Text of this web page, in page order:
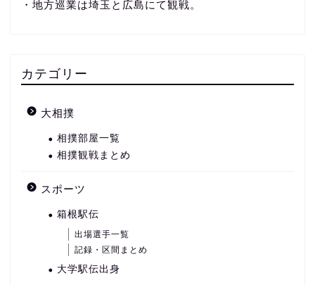
・地方巡業は埼玉と広島にて観戦。
カテゴリー
大相撲
相撲部屋一覧
相撲観戦まとめ
スポーツ
箱根駅伝
出場選手一覧
記録・区間まとめ
大学駅伝出身